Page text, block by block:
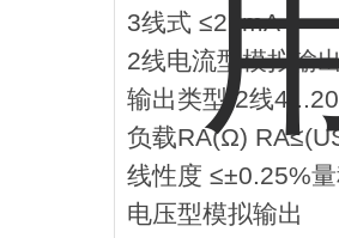
3线式 ≤22mA
2线电流型模拟
输出类型 2线
负载RA(Ω)
线性度 ≤±0.25%
电压型模拟输出